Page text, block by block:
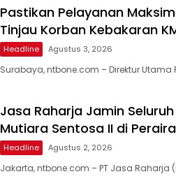
Pastikan Pelayanan
Tinjau Korban Kebakaran
Headline Agustus 3, 2026
Surabaya, ntbone.com – Direktur Utama
Jasa Raharja Jamin
Mutiara Sentosa II di
Headline Agustus 2, 2026
Jakarta, ntbone.com – PT Jasa Raharja